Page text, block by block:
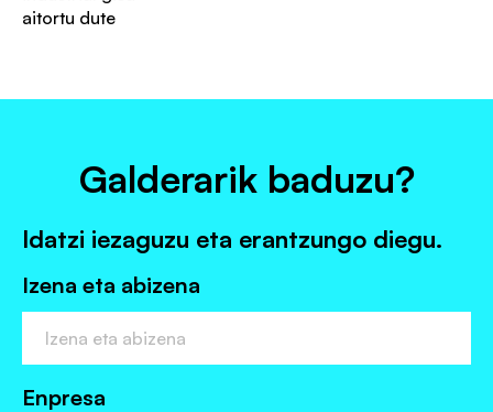
Galderarik baduzu?
Idatzi iezaguzu eta erantzungo diegu.
Izena eta abizena
Enpresa